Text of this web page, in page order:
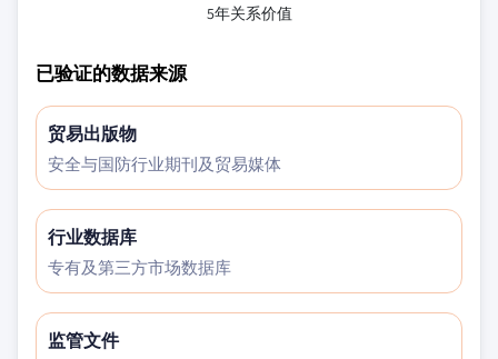
5年关系价值
已验证的数据来源
贸易出版物
安全与国防行业期刊及贸易媒体
行业数据库
专有及第三方市场数据库
监管文件